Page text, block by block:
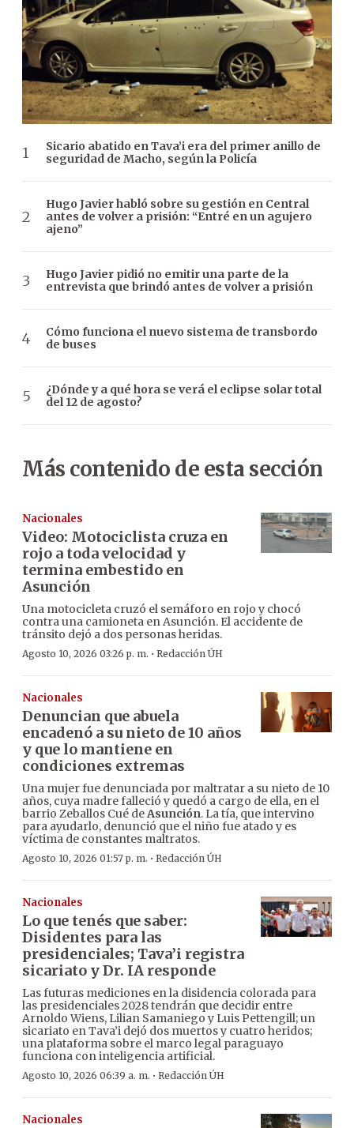
Sicario abatido en Tava’i era del primer anillo de
seguridad de Macho, según la Policía
Hugo Javier habló sobre su gestión en Central
antes de volver a prisión: “Entré en un agujero
ajeno”
Hugo Javier pidió no emitir una parte de la
entrevista que brindó antes de volver a prisión
Cómo funciona el nuevo sistema de transbordo
de buses
¿Dónde y a qué hora se verá el eclipse solar total
del 12 de agosto?
Más contenido de esta sección
Nacionales
Video: Motociclista cruza en
rojo a toda velocidad y
termina embestido en
Asunción
Una motocicleta cruzó el semáforo en rojo y chocó
contra una camioneta en Asunción. El accidente de
tránsito dejó a dos personas heridas.
Agosto 10, 2026 03:26 p. m. · Redacción ÚH
Nacionales
Denuncian que abuela
encadenó a su nieto de 10 años
y que lo mantiene en
condiciones extremas
Una mujer fue denunciada por maltratar a su nieto de 10
años, cuya madre falleció y quedó a cargo de ella, en el
barrio Zeballos Cué deAsunción. La tía, que intervino
para ayudarlo, denunció que el niño fue atado y es
víctima de constantes maltratos.
Agosto 10, 2026 01:57 p. m. · Redacción ÚH
Nacionales
Lo que tenés que saber:
Disidentes para las
presidenciales; Tava’i registra
sicariato y Dr. IA responde
Las futuras mediciones en la disidencia colorada para
las presidenciales 2028 tendrán que decidir entre
Arnoldo Wiens, Lilian Samaniego y Luis Pettengill; un
sicariato en Tava’i dejó dos muertos y cuatro heridos;
una plataforma sobre el marco legal paraguayo
funciona con inteligencia artificial.
Agosto 10, 2026 06:39 a. m. · Redacción ÚH
Nacionales